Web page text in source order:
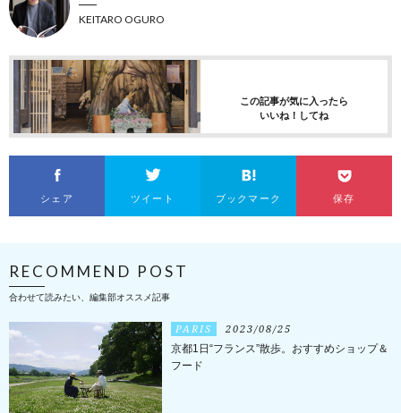
KEITARO OGURO
この記事が気に入ったら
いいね！してね
シェア ツイート ブックマーク 保存
RECOMMEND POST
合わせて読みたい、編集部オススメ記事
PARIS 2023/08/25
京都1日“フランス”散歩。おすすめショップ＆
フード